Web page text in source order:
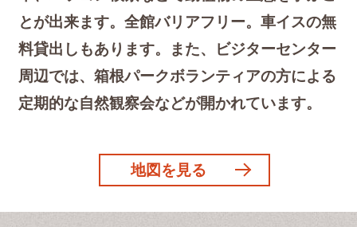
とが出来ます。全館バリアフリー。車イスの無
料貸出しもあります。また、ビジターセンター
周辺では、箱根パークボランティアの方による
定期的な自然観察会などが開かれています。
地図を見る